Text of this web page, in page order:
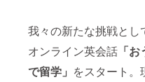
我々の新たな挑戦とし
オンライン英会話 「
で留学」 をスタート。